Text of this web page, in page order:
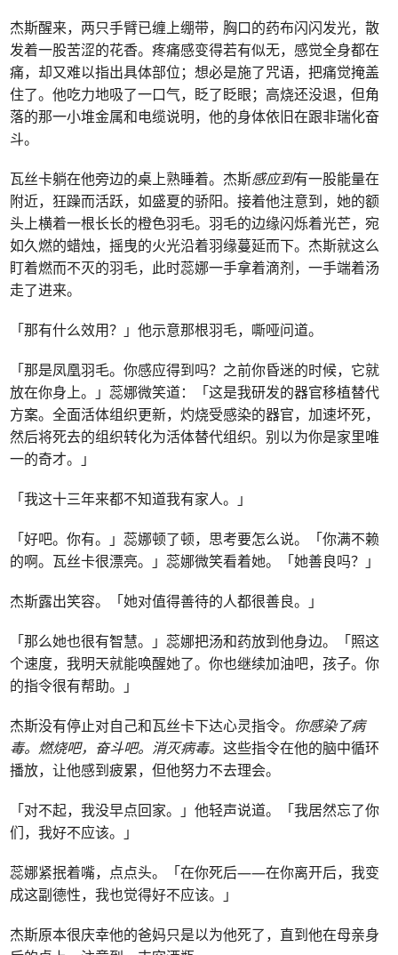
杰斯醒来，两只手臂已缠上绷带，胸口的药布闪闪发光，散
发着一股苦涩的花香。疼痛感变得若有似无，感觉全身都在
痛，却又难以指出具体部位；想必是施了咒语，把痛觉掩盖
住了。他吃力地吸了一口气，眨了眨眼；高烧还没退，但角
落的那一小堆金属和电缆说明，他的身体依旧在跟非瑞化奋
斗。
瓦丝卡躺在他旁边的桌上熟睡着。杰斯感应到有一股能量在
附近，狂躁而活跃，如盛夏的骄阳。接着他注意到，她的额
头上横着一根长长的橙色羽毛。羽毛的边缘闪烁着光芒，宛
如久燃的蜡烛，摇曳的火光沿着羽缘蔓延而下。杰斯就这么
盯着燃而不灭的羽毛，此时蕊娜一手拿着滴剂，一手端着汤
走了进来。
「那有什么效用？」他示意那根羽毛，嘶哑问道。
「那是凤凰羽毛。你感应得到吗？之前你昏迷的时候，它就
放在你身上。」蕊娜微笑道：「这是我研发的器官移植替代
方案。全面活体组织更新，灼烧受感染的器官，加速坏死，
然后将死去的组织转化为活体替代组织。别以为你是家里唯
一的奇才。」
「我这十三年来都不知道我有家人。」
「好吧。你有。」蕊娜顿了顿，思考要怎么说。「你满不赖
的啊。瓦丝卡很漂亮。」蕊娜微笑看着她。「她善良吗？」
杰斯露出笑容。「她对值得善待的人都很善良。」
「那么她也很有智慧。」蕊娜把汤和药放到他身边。「照这
个速度，我明天就能唤醒她了。你也继续加油吧，孩子。你
的指令很有帮助。」
杰斯没有停止对自己和瓦丝卡下达心灵指令。 你感染了病
毒。燃烧吧，奋斗吧。消灭病毒。这些指令在他的脑中循环
播放，让他感到疲累，但他努力不去理会。
「对不起，我没早点回家。」他轻声说道。「我居然忘了你
们，我好不应该。」
蕊娜紧抿着嘴，点点头。「在你死后——在你离开后，我变
成这副德性，我也觉得好不应该。」
杰斯原本很庆幸他的爸妈只是以为他死了，直到他在母亲身